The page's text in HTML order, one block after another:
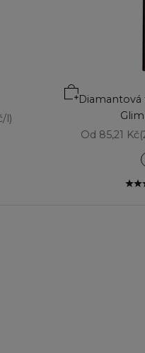
l)
Přidat do košíku
Diamantová
Prodejní
Od 85,21 Kč